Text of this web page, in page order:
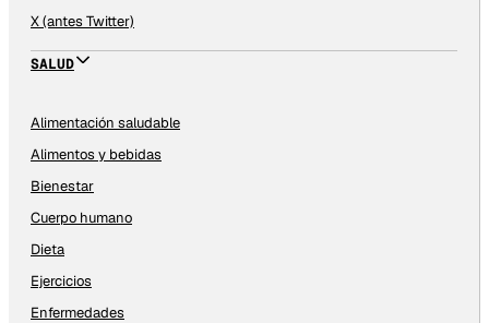
X (antes Twitter)
SALUD
Alimentación saludable
Alimentos y bebidas
Bienestar
Cuerpo humano
Dieta
Ejercicios
Enfermedades